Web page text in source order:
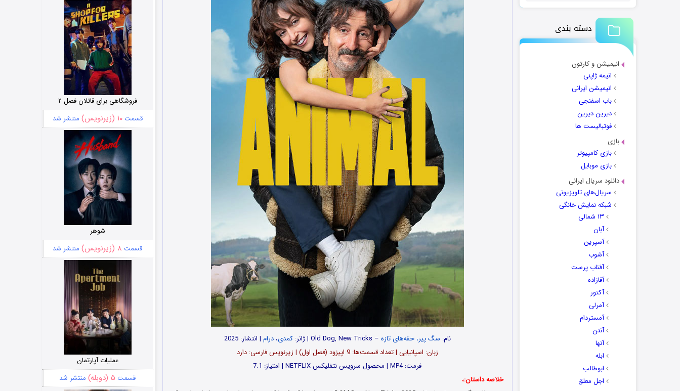
دسته بندی
انیمیشن و کارتون
انیمه ژاپنی
انیمیشن ایرانی
باب اسفنجی
دیرین دیرین
فوتبالیست ها
بازی
بازی کامپیوتر
بازی موبایل
دانلود سریال ایرانی
سریال‌های تلویزیونی
شبکه نمایش خانگی
۱۳ شمالی
آبان
آسپرین
آشوب
آفتاب پرست
آقازاده
آکتور
آمرلی
آمستردام
آنتن
آنها
ابله
ابوطالب
اجل معلق
نام: سگ پیر، حقه‌های تازه – Old Dog, New Tricks | ژانر: کمدی،درام | انتشار: 2025
زبان: اسپانیایی | تعداد قسمت‌‌‌‌ها: 9 اپیزود (فصل اول) | زیرنویس فارسی: دارد
فرمت: MP4 | محصول سرویس نتفلیکس NETFLIX | امتیاز: 7.1
خلاصه داستان:،
فروشگاهی برای قاتلان فصل ۲
قسمت۱۰ (زیرنویس) منتشر شد
شوهر
قسمت ۸ (زیرنویس) منتشر شد
عملیات آپارتمان
قسمت ۵ (دوبله) منتشر شد